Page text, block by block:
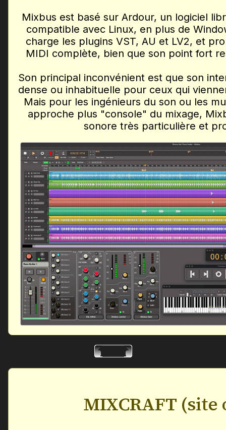
Mixbus est basé sur Ardour, un logiciel
compatible avec Linux, en plus de
charge les plugins VST, AU et LV2, et
MIDI complète, bien que son point fort
Son principal inconvénient est que son
dense ou inhabituelle pour ceux qui
Mais pour les ingénieurs du son ou les
approche plus "console" du mixage,
sonore très particulière et
MIXCRAFT (site